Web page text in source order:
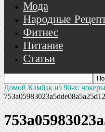
Мода
Народные
Фитнес
Питание
Статьи
Домой Камбэк из 90-х: